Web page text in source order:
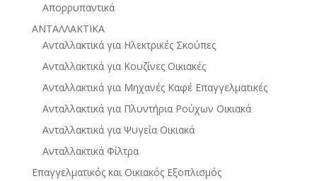
Απορρυπαντικά
ΑΝΤΑΛΛΑΚΤΙΚΑ
Ανταλλακτικά για Ηλεκτρικές Σκούπες
Ανταλλακτικά για Κουζίνες Οικιακές
Ανταλλακτικά για Μηχανές Καφέ Επαγγελματικές
Ανταλλακτικά για Πλυντήρια Ρούχων Οικιακά
Ανταλλακτικά για Ψυγεία Οικιακά
Ανταλλακτικά Φίλτρα
Επαγγελματικός και Οικιακός Εξοπλισμός